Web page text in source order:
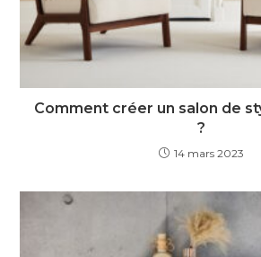
Comment créer un salon de
?
14 mars 2023